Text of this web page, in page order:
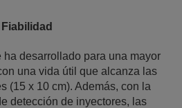
Fiabilidad
ha desarrollado para una mayor
una vida útil que alcanza las
(15 x 10 cm). Además, con la
detección de inyectores, las